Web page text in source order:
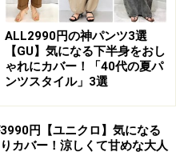
い日はニットなどに合わ
に。暖かくなったらカジ
めなシャツやブラウスに
。
メージなので、スウェッ
ALL2990円の神パンツ3選
【GU】気になる下半身をおし
ゃれにカバー！「40代の夏パ
ンツスタイル」3選
円【ユニクロ】気になる
カバー！涼しくて甘めな大人